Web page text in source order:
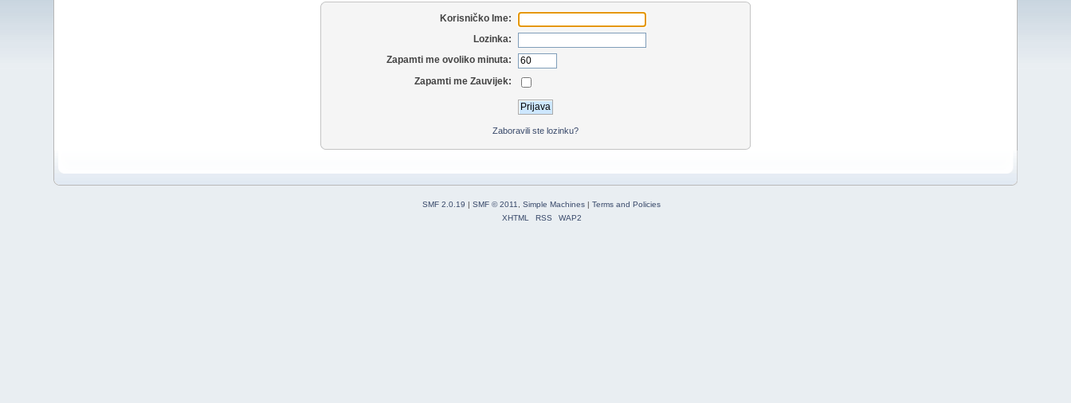
Korisničko Ime:
Lozinka:
Zapamti me ovoliko minuta:
Zapamti me Zauvijek:
Zaboravili ste lozinku?
SMF 2.0.19 | SMF © 2011 Simple Machines | Terms and Policies
XHTML
RSS WAP2